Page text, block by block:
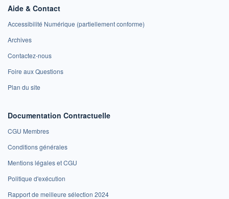
Aide & Contact
Accessibilité Numérique (partiellement conforme)
Archives
Contactez-nous
Foire aux Questions
Plan du site
Documentation Contractuelle
CGU Membres
Conditions générales
Mentions légales et CGU
Politique d'exécution
Rapport de meilleure sélection 2024